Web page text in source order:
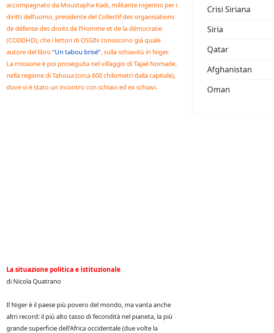
accompagnato da Moustapha Kadi, militante nigerino per i
diritti dell’uomo, presidente del Collectif des organisations
de défense des droits de l’Homme et de la démocratie
(CODDHD), che i lettori di OSSIN conoscono già quale
autore del libro“Un tabou brisé”, sulla schiavitù in Niger.
La missione è poi proseguita nel villaggio di Tajaé Nomade,
nella regione di Tahoua (circa 600 chilometri dalla capitale),
dove vi è stato un incontro con schiavi ed ex schiavi.
La situazione politica e istituzionale
di Nicola Quatrano
Il Niger è il paese più povero del mondo, ma vanta anche
altri record: il più alto tasso di fecondità nel pianeta, la più
grande superficie dell'Africa occidentale (due volte la
Crisi Siriana
Siria
Qatar
Afghanistan
Oman